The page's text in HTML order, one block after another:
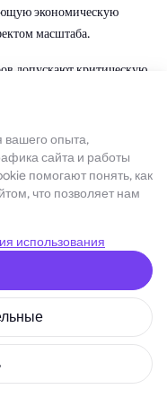
экономическую
масштаба.
допускают критическую
и оффчейн-платёжками.
зарабатывает
даже для опытных
опыта,
сайта и работы
помогают понять, как
что позволяет нам
использования